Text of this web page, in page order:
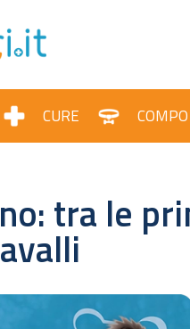
CURE
tra le